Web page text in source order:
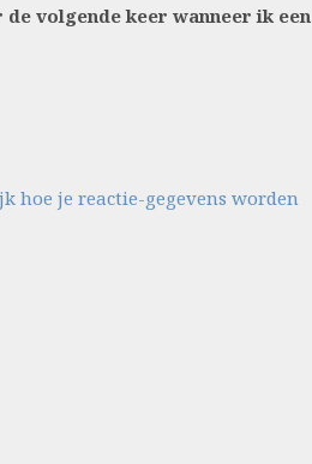
volgende keer wanneer ik een
hoe je reactie-gegevens worden